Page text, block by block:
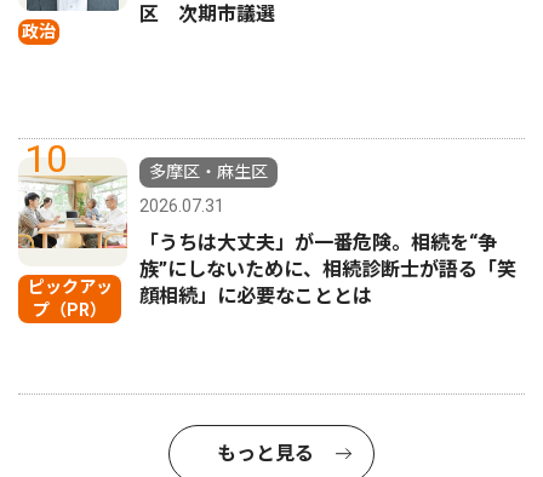
政治
区 次期市議選
10
ピックアッ
プ（PR）
多摩区・麻生区
2026.07.31
「うちは大丈夫」が一番危険。相続を“争
族”にしないために、相続診断士が語る「笑
顔相続」に必要なこととは
もっと見る